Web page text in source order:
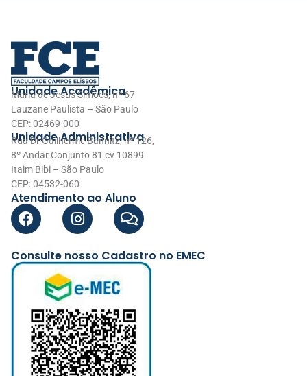
Unidade Acadêmica
Maria de Jesus Simões, nº 67
Lauzane Paulista – São Paulo
CEP: 02469-000
Unidade Administrativa
Rua Dr Guilherme Bannitz, nº 126,
8º Andar Conjunto 81 cv 10899
Itaim Bibi – São Paulo
CEP: 04532-060
Atendimento ao Aluno
Consulte nosso Cadastro no EMEC